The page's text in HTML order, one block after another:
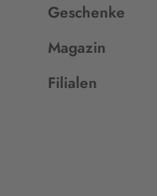
Geschenke
Magazin
Filialen